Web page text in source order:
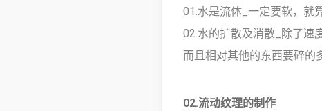
01.水是流体_一定要软，就
02.水的扩散及消散_除了速
而且相对其他的东西要碎的
02.流动纹理的制作